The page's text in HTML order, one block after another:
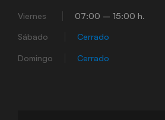
Viernes 07:00 – 15:00 h.
Sábado Cerrado
Domingo Cerrado